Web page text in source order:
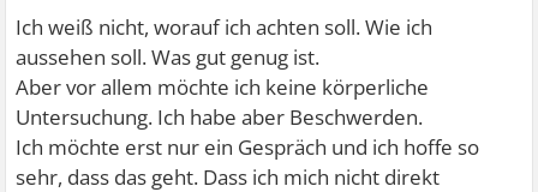
Ich weiß nicht, worauf ich achten soll. Wie ich
aussehen soll. Was gut genug ist.
Aber vor allem möchte ich keine körperliche
Untersuchung. Ich habe aber Beschwerden.
Ich möchte erst nur ein Gespräch und ich hoffe so
sehr, dass das geht. Dass ich mich nicht direkt